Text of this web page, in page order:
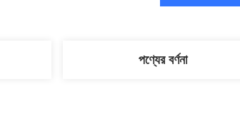
পণ্যের বর্ণনা